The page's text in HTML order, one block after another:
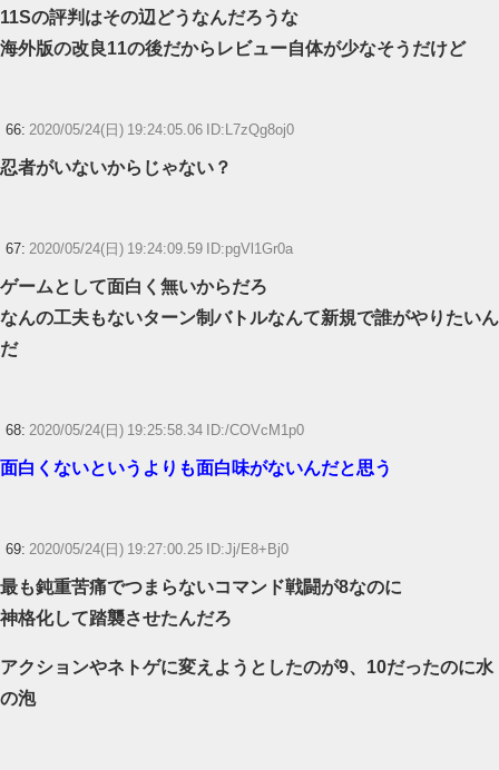
11Sの評判はその辺どうなんだろうな
海外版の改良11の後だからレビュー自体が少なそうだけど
66: 2020/05/24(日) 19:24:05.06 ID:L7zQg8oj0
忍者がいないからじゃない？
67: 2020/05/24(日) 19:24:09.59 ID:pgVl1Gr0a
ゲームとして面白く無いからだろ
なんの工夫もないターン制バトルなんて新規で誰がやりたいん
だ
68: 2020/05/24(日) 19:25:58.34 ID:/COVcM1p0
面白くないというよりも面白味がないんだと思う
69: 2020/05/24(日) 19:27:00.25 ID:Jj/E8+Bj0
最も鈍重苦痛でつまらないコマンド戦闘が8なのに
神格化して踏襲させたんだろ
アクションやネトゲに変えようとしたのが9、10だったのに水
の泡